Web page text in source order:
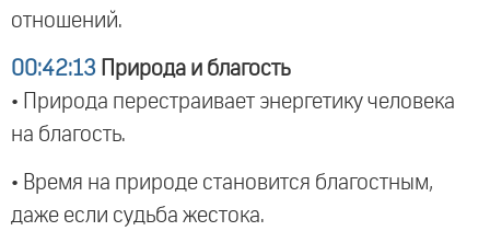
отношений.
00:42:13 Природа и благость
• Природа перестраивает энергетику человека
на благость.
• Время на природе становится благостным,
даже если судьба жестока.